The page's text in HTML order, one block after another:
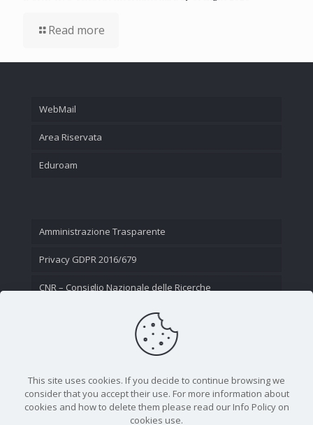
Read more
WebMail
Area Riservata
Eduroam
Amministrazione Trasparente
Privacy GDPR 2016/679
CNR – Consiglio Nazionale delle Ricerche
This site uses cookies. If you decide to continue browsing we
consider that you accept their use. For more information about
cookies and how to delete them please read our Info Policy on
cookies use.